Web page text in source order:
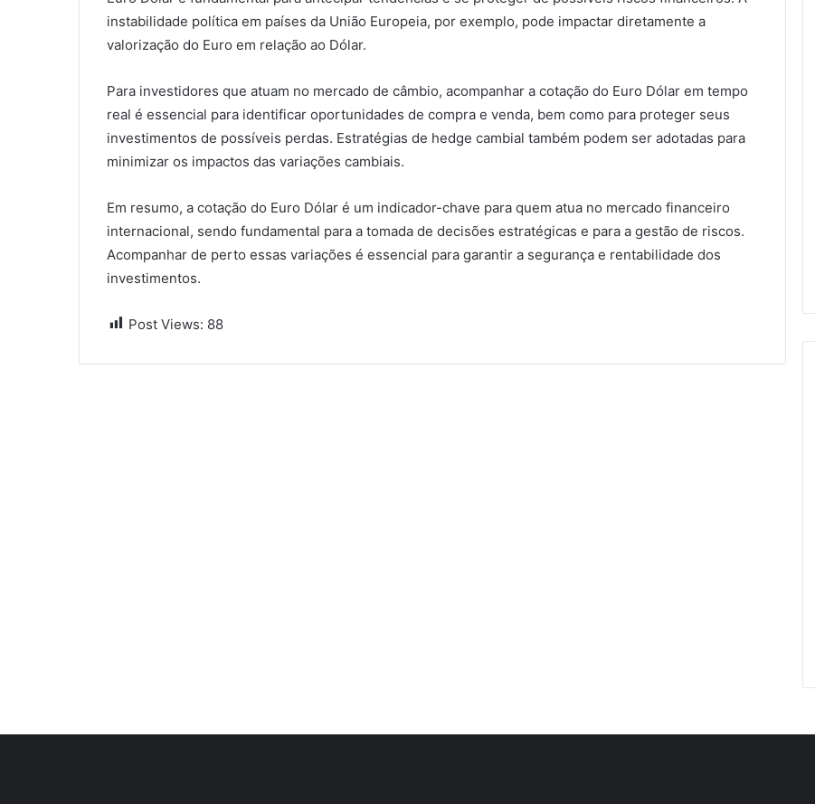
instabilidade política em países da União Europeia, por exemplo, pode impactar diretamente a
valorização do Euro em relação ao Dólar.
Para investidores que atuam no mercado de câmbio, acompanhar a cotação do Euro Dólar em tempo
real é essencial para identificar oportunidades de compra e venda, bem como para proteger seus
investimentos de possíveis perdas. Estratégias de hedge cambial também podem ser adotadas para
minimizar os impactos das variações cambiais.
Em resumo, a cotação do Euro Dólar é um indicador-chave para quem atua no mercado financeiro
internacional, sendo fundamental para a tomada de decisões estratégicas e para a gestão de riscos.
Acompanhar de perto essas variações é essencial para garantir a segurança e rentabilidade dos
investimentos.
Post Views: 88